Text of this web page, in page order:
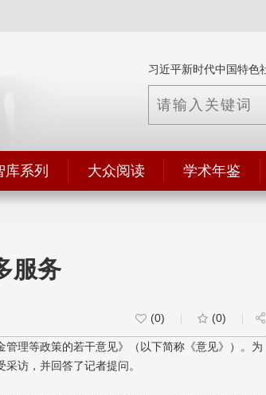
习近平新时代中国特色
库系列 大众阅读 学术年鉴
服务
(0) (0)
理等政策的若干意见》（以下简称《意见》）。为
访，并回答了记者提问。